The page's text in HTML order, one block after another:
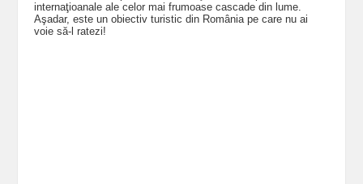
internaţioanale ale celor mai frumoase cascade din lume.
Aşadar, este un obiectiv turistic din România pe care nu ai
voie să-l ratezi!